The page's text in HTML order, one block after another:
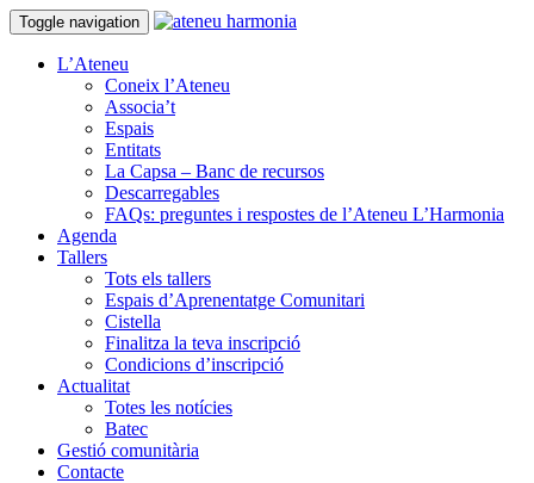
Toggle navigation
L’Ateneu
Coneix l’Ateneu
Associa’t
Espais
Entitats
La Capsa – Banc de recursos
Descarregables
FAQs: preguntes i respostes de l’Ateneu L’Harmonia
Agenda
Tallers
Tots els tallers
Espais d’Aprenentatge Comunitari
Cistella
Finalitza la teva inscripció
Condicions d’inscripció
Actualitat
Totes les notícies
Batec
Gestió comunitària
Contacte